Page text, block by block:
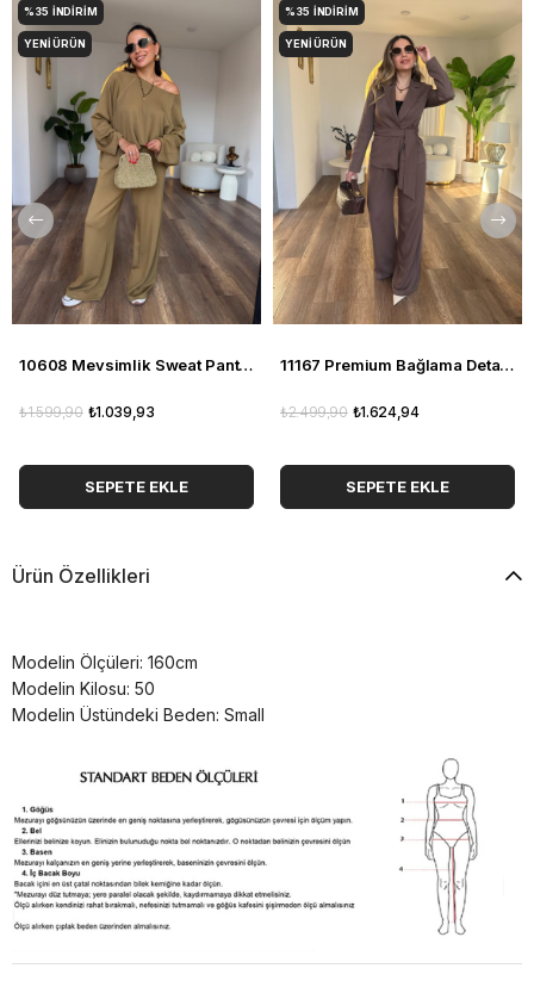
10608 Mevsimlik Sweat Pantolon Takım
₺1.039,93
₺1.599,90
SEPETE EKLE
%35 İNDIRIM
YENI ÜRÜN
11167 Premium Bağlama Detaylı Pantolon Ceket Takım
₺1.624,94
₺2.499,90
SEPETE EKLE
%35 İNDIRIM
YENI ÜRÜN
Ürün Özellikleri
Modelin Ölçüleri: 160cm
Modelin Kilosu: 50
Modelin Üstündeki Beden: Small